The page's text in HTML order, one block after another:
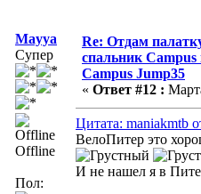
Mayya
Супер
Offline
Пол:
Re: Отдам
спальник
Campus Jump35
« Ответ #12 :
Цитата: maniakmtb
ВелоПитер это
И не нашел я в